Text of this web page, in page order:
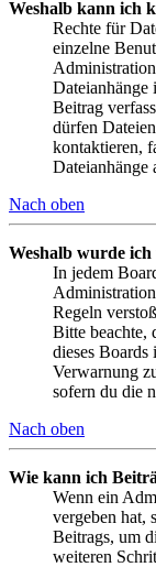
Weshalb kann ich
Rechte für
einzelne
Dateianhänge
Beitrag
dürfen
kontaktieren,
Dateianhänge
Nach oben
Weshalb wurde
In jedem
Regeln
Bitte beachte,
dieses
Verwarnung
sofern du die
Nach oben
Wie kann ich
Wenn ein
vergeben hat,
Beitrags, um
weiteren